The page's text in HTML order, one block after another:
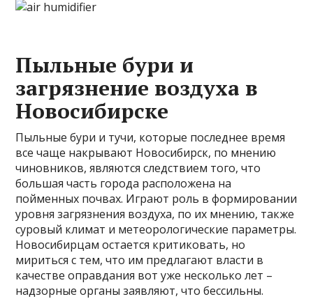
Пыльные бури и
загрязнение воздуха в
Новосибирске
Пыльные бури и тучи, которые последнее время
все чаще накрывают Новосибирск, по мнению
чиновников, являются следствием того, что
большая часть города расположена на
пойменных почвах. Играют роль в формировании
уровня загрязнения воздуха, по их мнению, также
суровый климат и метеорологические параметры.
Новосибирцам остается критиковать, но
мириться с тем, что им предлагают власти в
качестве оправдания вот уже несколько лет –
надзорные органы заявляют, что бессильны.